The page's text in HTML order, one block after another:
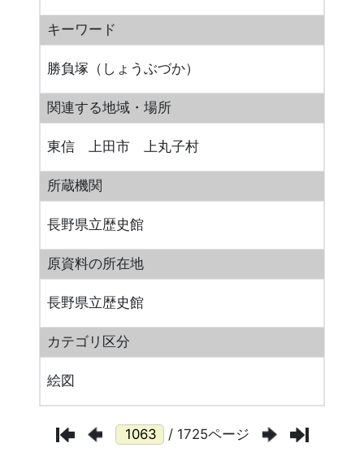
キーワード
勝負塚（しょうぶづか）
関連する地域・場所
東信 上田市 上丸子村
所蔵機関
長野県立歴史館
原資料の所在地
長野県立歴史館
カテゴリ区分
絵図
/ 1725ページ